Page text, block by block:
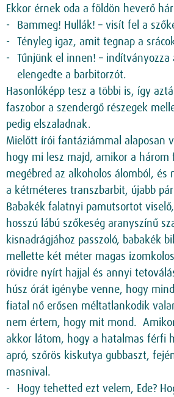
Ekkor érnek oda a földön heverő
Bammeg! Hullák! – visít fel a
Tényleg igaz, amit tegnap a
Tűnjünk el innen! –
elengedte a barbitorzót.
Hasonlóképp tesz a többi is, így
faszobor a szendergő részegek
pedig elszaladnak.
Mielőtt írói fantáziámmal alaposan
hogy mi lesz majd, amikor a három
megébred az alkoholos álomból, és
a kétméteres transzbarbit, újabb
Babakék falatnyi pamutsortot
hosszú lábú szőkeség aranyszínű
kisnadrágjához passzoló, babakék
mellette két méter magas
rövidre nyírt hajjal és annyi
húsz órát igénybe venne, hogy
fiatal nő erősen méltatlankodik
nem értem, hogy mit mond.
akkor látom, hogy a hatalmas férfi
apró, szőrös kiskutya gubbaszt,
masnival.
Hogy tehetted ezt velem, Ede?